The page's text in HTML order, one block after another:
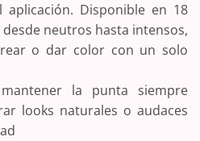
Disponible en 18
neutros hasta intensos,
o dar color con un solo
la punta siempre
looks naturales o audaces